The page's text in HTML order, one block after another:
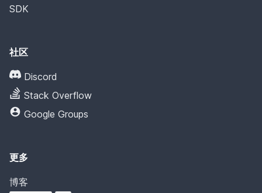
SDK
社区
Discord
Stack Overflow
Google Groups
更多
博客